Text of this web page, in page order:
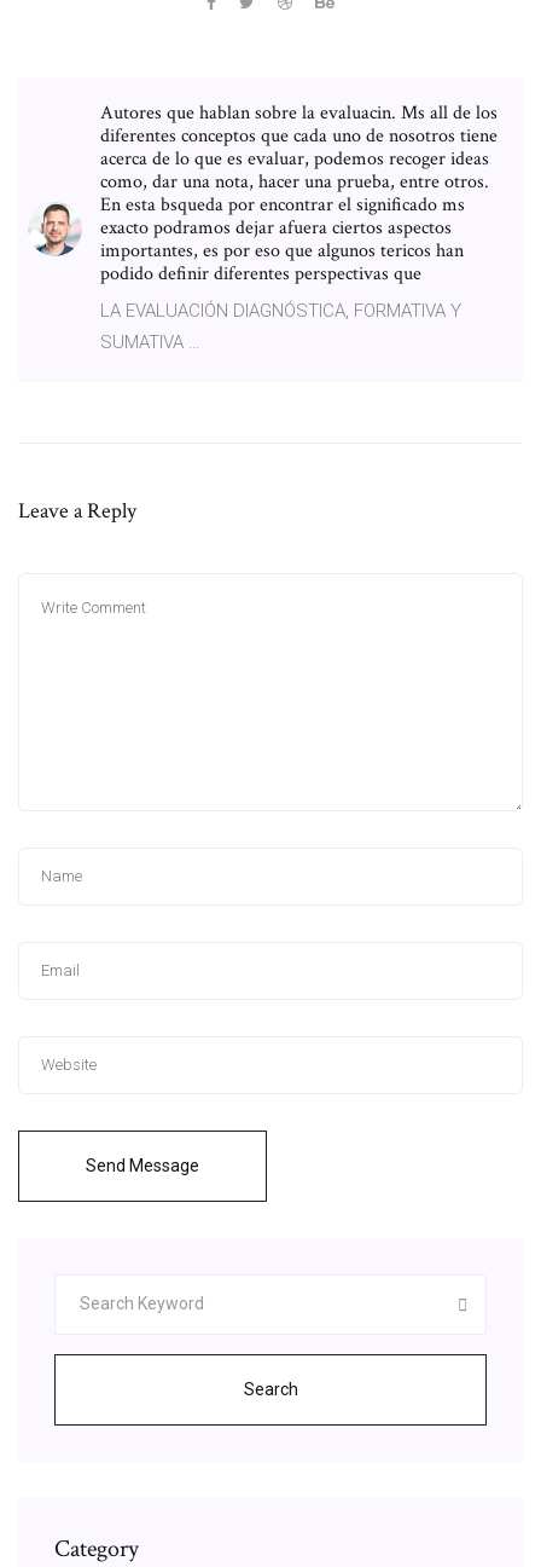
Autores que hablan sobre la evaluacin. Ms all de los
diferentes conceptos que cada uno de nosotros tiene
acerca de lo que es evaluar, podemos recoger ideas
como, dar una nota, hacer una prueba, entre otros.
En esta bsqueda por encontrar el significado ms
exacto podramos dejar afuera ciertos aspectos
importantes, es por eso que algunos tericos han
podido definir diferentes perspectivas que
LA EVALUACIÓN DIAGNÓSTICA, FORMATIVA Y
SUMATIVA …
Leave a Reply
Send Message
Search
Category